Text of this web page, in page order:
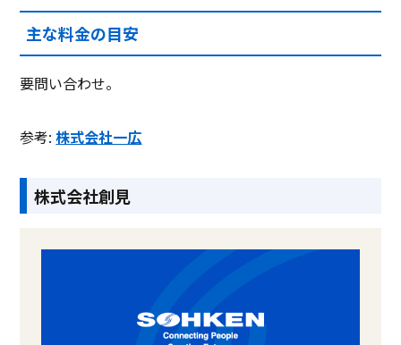
主な料金の目安
要問い合わせ。
参考:株式会社一広
株式会社創見